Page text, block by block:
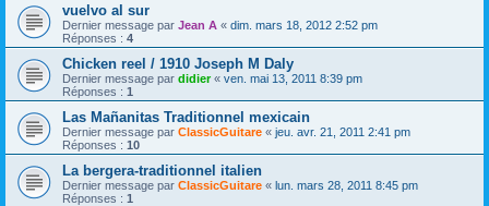
vuelvo al sur
Dernier message par Jean A « dim. mars 18, 2012 2:52 pm
Réponses : 4
Chicken reel / 1910 Joseph M Daly
Dernier message par didier« ven. mai 13, 2011 8:39 pm
Réponses : 1
Las Mañanitas Traditionnel mexicain
Dernier message par ClassicGuitare « jeu. avr. 21, 2011 2:41 pm
Réponses : 10
La bergera-traditionnel italien
Dernier message par ClassicGuitare « lun. mars 28, 2011 8:45 pm
Réponses : 1